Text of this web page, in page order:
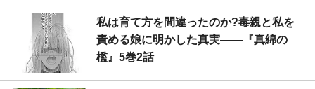
私は育て方を間違ったのか?毒親と私を
責める娘に明かした真実――『真綿の
檻』5巻2話